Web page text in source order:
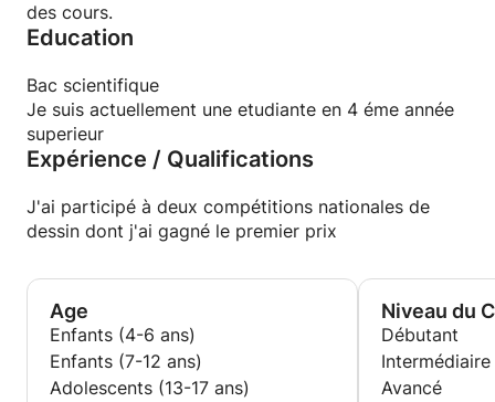
des cours.
Education
Bac scientifique
Je suis actuellement une etudiante en 4 éme année
superieur
Expérience / Qualifications
J'ai participé à deux compétitions nationales de
dessin dont j'ai gagné le premier prix
Age
Enfants (4-6 ans)
Enfants (7-12 ans)
Adolescents (13-17 ans)
Niveau du
Débutant
Intermédiaire
Avancé